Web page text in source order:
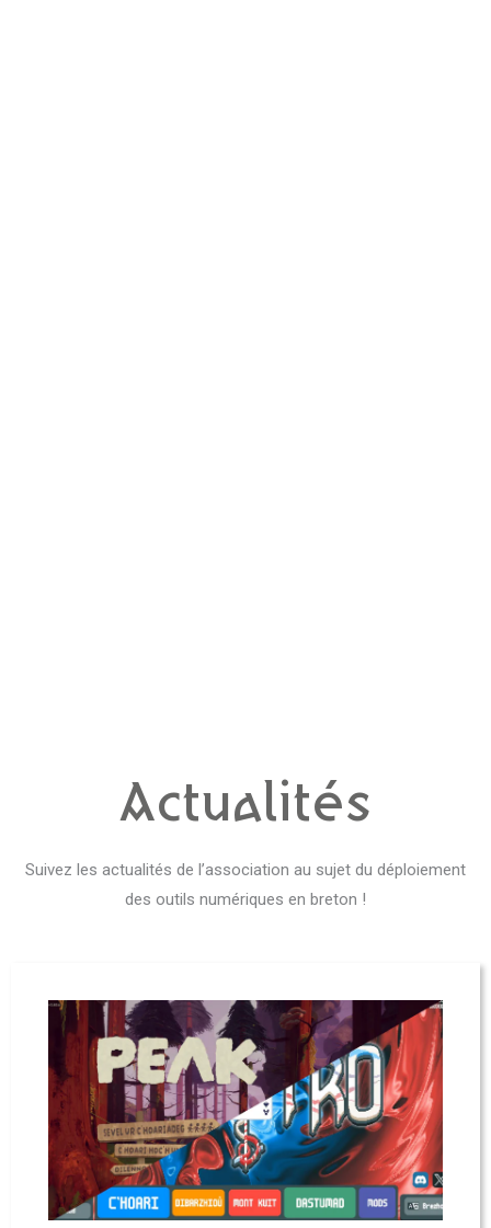
Actualités
Suivez les actualités de l’association au sujet du déploiement
des outils numériques en breton !